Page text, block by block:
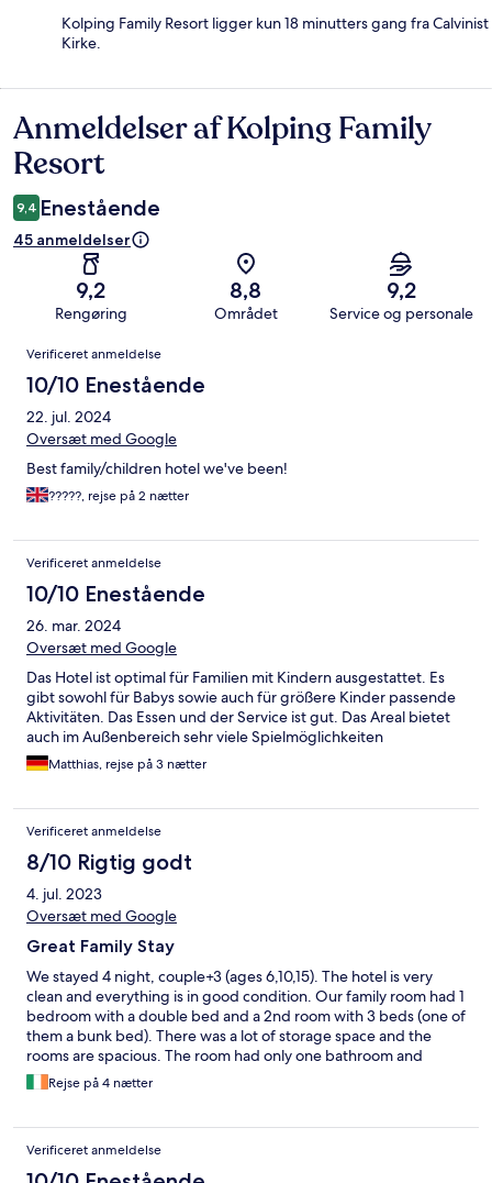
Kolping Family Resort ligger kun 18 minutters gang fra Calvinist
Kirke.
Anmeldelser
Anmeldelser af Kolping Family
Resort
9,4 Enestående
45 anmeldelser
9,2
Rengøring
8,8
Området
9,2
Service og personale
Anmeldelser
Verificeret anmeldelse
10/10 Enestående
22. jul. 2024
Oversæt med Google
Best family/children hotel we've been!
?????, rejse på 2 nætter
Verificeret anmeldelse
10/10 Enestående
26. mar. 2024
Oversæt med Google
Das Hotel ist optimal für Familien mit Kindern ausgestattet. Es
gibt sowohl für Babys sowie auch für größere Kinder passende
Aktivitäten. Das Essen und der Service ist gut. Das Areal bietet
auch im Außenbereich sehr viele Spielmöglichkeiten
Matthias, rejse på 3 nætter
Verificeret anmeldelse
8/10 Rigtig godt
4. jul. 2023
Oversæt med Google
Great Family Stay
We stayed 4 night, couple+3 (ages 6,10,15). The hotel is very
clean and everything is in good condition. Our family room had 1
bedroom with a double bed and a 2nd room with 3 beds (one of
them a bunk bed). There was a lot of storage space and the
rooms are spacious. The room had only one bathroom and
shower, and it’s designed in a manner that does not allow
someone to use the bathroom while someone else is showering.
activities for younger kids. Not so much to do for adolescents.
Would recommend staying with kids up to 12-13. Not very
suitable for 15. The food at breakfast and dinner is very suitable
Rejse på 4 nætter
Verificeret anmeldelse